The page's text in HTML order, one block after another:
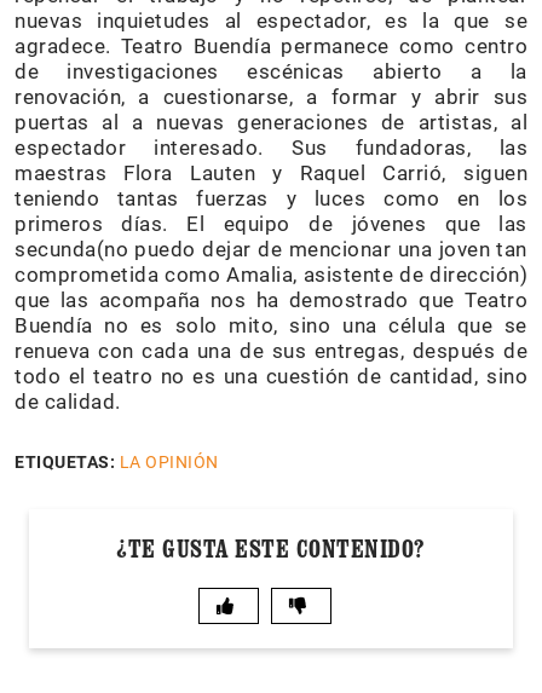
nuevas inquietudes al espectador, es la que se
agradece. Teatro Buendía permanece como centro
de investigaciones escénicas abierto a la
renovación, a cuestionarse, a formar y abrir sus
puertas al a nuevas generaciones de artistas, al
espectador interesado. Sus fundadoras, las
maestras Flora Lauten y Raquel Carrió, siguen
teniendo tantas fuerzas y luces como en los
primeros días. El equipo de jóvenes que las
secunda(no puedo dejar de mencionar una joven tan
comprometida como Amalia, asistente de dirección)
que las acompaña nos ha demostrado que Teatro
Buendía no es solo mito, sino una célula que se
renueva con cada una de sus entregas, después de
todo el teatro no es una cuestión de cantidad, sino
de calidad.
ETIQUETAS: LA OPINIÓN
¿TE GUSTA ESTE CONTENIDO?